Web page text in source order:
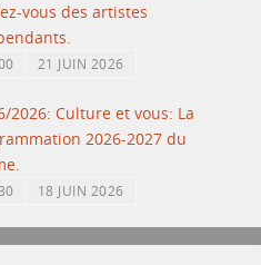
vous des artistes
21 JUIN 2026
2026: Culture et vous: La
2026-2027 du
18 JUIN 2026